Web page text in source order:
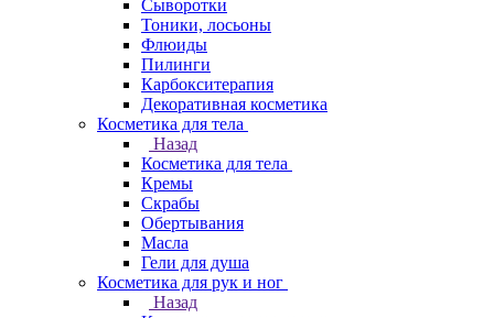
Сыворотки
Тоники, лосьоны
Флюиды
Пилинги
Карбокситерапия
Декоративная косметика
Косметика для тела
Назад
Косметика для тела
Кремы
Скрабы
Обертывания
Масла
Гели для душа
Косметика для рук и ног
Назад